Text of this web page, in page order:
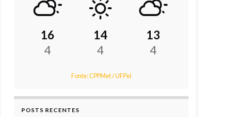
16
4
14
4
13
4
Fonte: CPPMet / UFPel
POSTS RECENTES